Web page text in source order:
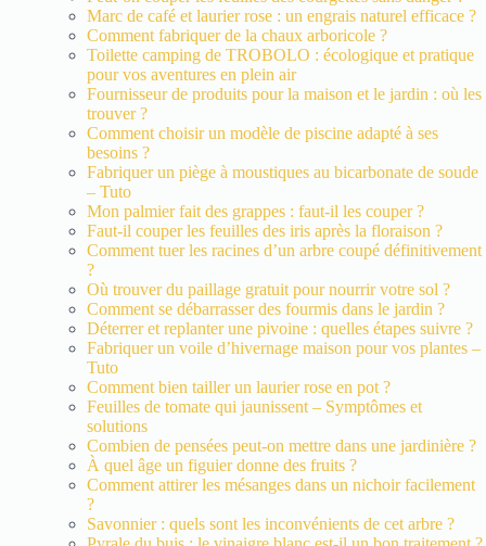
Marc de café et laurier rose : un engrais naturel efficace ?
Comment fabriquer de la chaux arboricole ?
Toilette camping de TROBOLO : écologique et pratique
pour vos aventures en plein air
Fournisseur de produits pour la maison et le jardin : où les
trouver ?
Comment choisir un modèle de piscine adapté à ses
besoins ?
Fabriquer un piège à moustiques au bicarbonate de soude
– Tuto
Mon palmier fait des grappes : faut-il les couper ?
Faut-il couper les feuilles des iris après la floraison ?
Comment tuer les racines d’un arbre coupé définitivement
?
Où trouver du paillage gratuit pour nourrir votre sol ?
Comment se débarrasser des fourmis dans le jardin ?
Déterrer et replanter une pivoine : quelles étapes suivre ?
Fabriquer un voile d’hivernage maison pour vos plantes –
Tuto
Comment bien tailler un laurier rose en pot ?
Feuilles de tomate qui jaunissent – Symptômes et
solutions
Combien de pensées peut-on mettre dans une jardinière ?
À quel âge un figuier donne des fruits ?
Comment attirer les mésanges dans un nichoir facilement
?
Savonnier : quels sont les inconvénients de cet arbre ?